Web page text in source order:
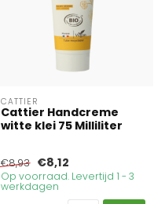
CATTIER
Cattier Handcreme
witte klei 75 Milliliter
€8,93 €8,12
Op voorraad. Levertijd 1 - 3
werkdagen